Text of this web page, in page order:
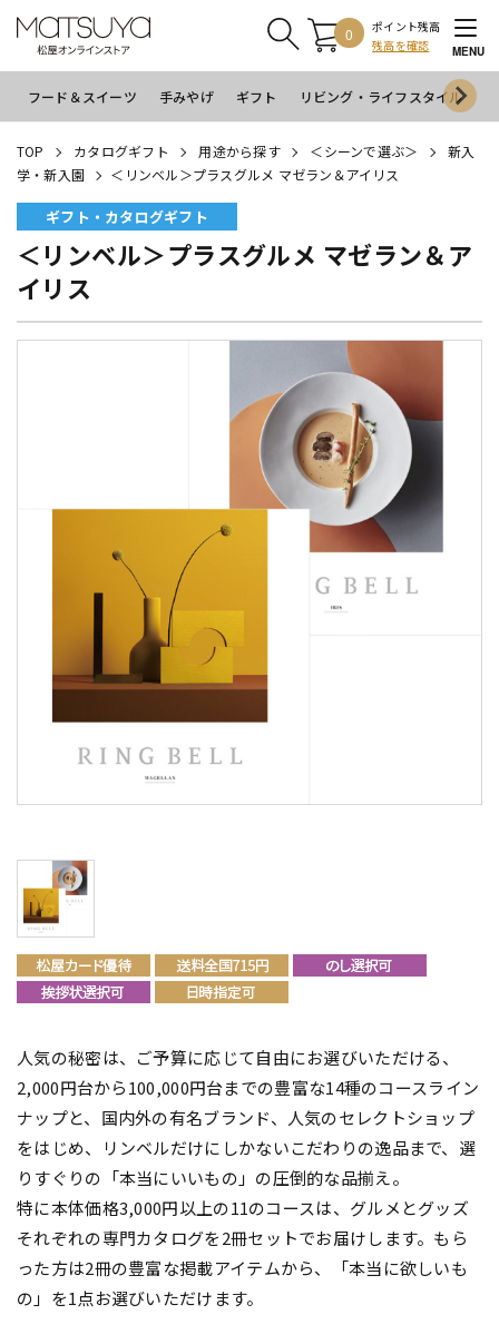
0
ポイント残高
残高を確認
MENU
フード＆スイーツ 手みやげ ギフト リビング・ライフスタイル
TOP カタログギフト 用途から探す ＜シーンで選ぶ＞
新入
学・新入園
＜リンベル＞プラスグルメ マゼラン＆アイリス
ギフト・カタログギフト
＜リンベル＞プラスグルメ マゼラン＆ア
イリス
人気の秘密は、ご予算に応じて自由にお選びいただける、
2,000円台から100,000円台までの豊富な14種のコースライン
ナップと、国内外の有名ブランド、人気のセレクトショップ
をはじめ、リンベルだけにしかないこだわりの逸品まで、選
りすぐりの「本当にいいもの」の圧倒的な品揃え。
特に本体価格3,000円以上の11のコースは、グルメとグッズ
それぞれの専門カタログを2冊セットでお届けします。もら
った方は2冊の豊富な掲載アイテムから、「本当に欲しいも
の」を1点お選びいただけます。